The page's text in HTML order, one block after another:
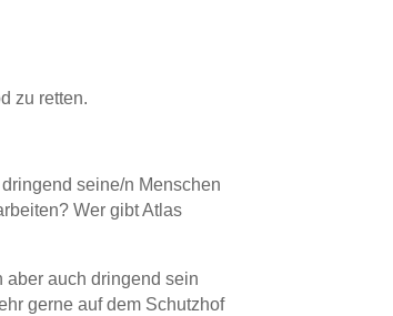
zu retten.
seine/n Menschen
Wer gibt Atlas
aber auch dringend sein
gerne auf dem Schutzhof